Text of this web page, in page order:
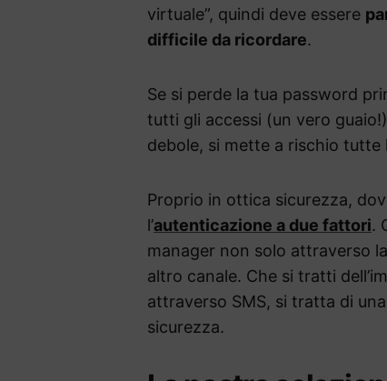
virtuale”, quindi deve essere
difficile da ricordare.
Se si perde la tua password
tutti gli accessi (un vero
debole, si mette a rischio tutte
Proprio in ottica sicurezza,
l’autenticazione a due fattori.
manager non solo attraverso
altro canale. Che si tratti
attraverso SMS, si tratta di
sicurezza.